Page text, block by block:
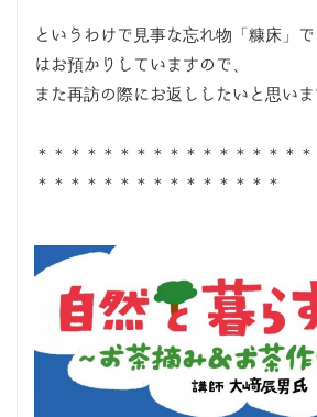
というわけで見事な忘れ物「糠床」
はお預かりしていますので、
また再訪の際にお返ししたいと思いま
＊＊＊＊＊＊＊＊＊＊＊＊＊＊＊＊
＊＊＊＊＊＊＊＊＊＊＊＊＊＊＊